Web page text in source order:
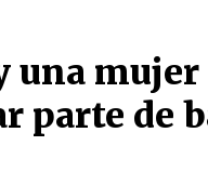
una mujer
parte de